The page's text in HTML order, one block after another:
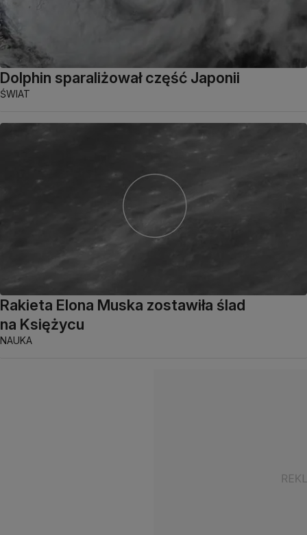
Dolphin sparaliżował część Japonii
ŚWIAT
Rakieta Elona Muska zostawiła ślad
na Księżycu
NAUKA